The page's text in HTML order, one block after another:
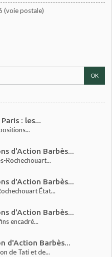
(voie postale)
: les...
d'Action Barbès...
Rochechouart...
d'Action Barbès...
État...
d'Action Barbès...
encadré...
d'Action Barbès...
de Tati et de...